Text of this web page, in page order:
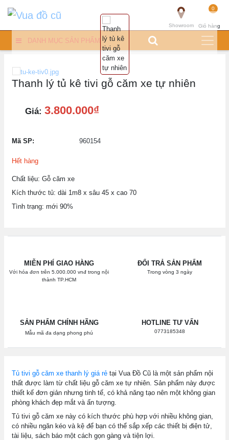
0
Giỏ hàng
Showroom
DANH MỤC SẢN PHẨM
Thanh lý tủ kê tivi gỗ căm xe tự nhiên
Giá: 3.800.000₫
Mã SP: 960154
Hết hàng
Chất liệu: Gỗ căm xe
Kích thước tủ: dài 1m8 x sâu 45 x cao 70
Tình trạng: mới 90%
MIỄN PHÍ GIAO HÀNG
Với hóa đơn trên 5.000.000 vnđ trong nội
thành TP.HCM
ĐỔI TRẢ SẢN PHẨM
Trong vòng 3 ngày
SẢN PHẨM CHÍNH HÃNG
Mẫu mã đa dạng phong phú
HOTLINE TƯ VẤN
0773185348
Tủ tivi gỗ căm xe thanh lý giá rẻ tại Vua Đồ Cũ là một sản phẩm nội
thất được làm từ chất liệu gỗ căm xe tự nhiên. Sản phẩm này được
thiết kế đơn giản nhưng tinh tế, có khả năng tạo nên một không gian
phòng khách đẹp mắt và ấn tượng.
Tủ tivi gỗ căm xe này có kích thước phù hợp với nhiều không gian,
có nhiều ngăn kéo và kệ để bạn có thể sắp xếp các thiết bị điện tử,
tài liệu, sách báo một cách gọn gàng và tiện lợi.